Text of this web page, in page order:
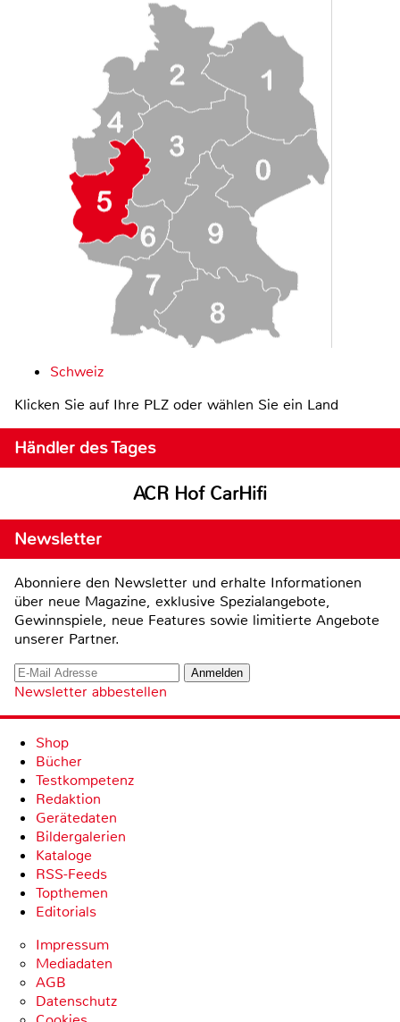
Schweiz
Klicken Sie auf Ihre PLZ oder wählen Sie ein Land
Händler des Tages
ACR Hof CarHifi
Newsletter
Abonniere den Newsletter und erhalte Informationen
über neue Magazine, exklusive Spezialangebote,
Gewinnspiele, neue Features sowie limitierte Angebote
unserer Partner.
Newsletter abbestellen
Shop
Bücher
Testkompetenz
Redaktion
Gerätedaten
Bildergalerien
Kataloge
RSS-Feeds
Topthemen
Editorials
Impressum
Mediadaten
AGB
Datenschutz